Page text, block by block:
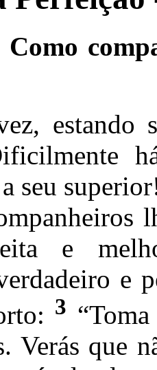
estando
seu
e
e
3
Verás que